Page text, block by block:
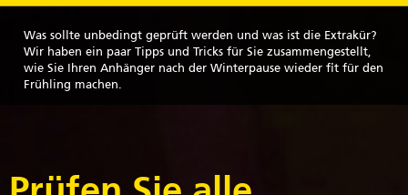
Was sollte unbedingt geprüft werden und was ist die Extrakür?
Wir haben ein paar Tipps und Tricks für Sie zusammengestellt,
wie Sie Ihren Anhänger nach der Winterpause wieder fit für den
Frühling machen.